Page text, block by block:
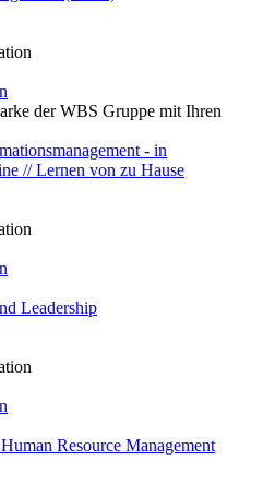
der WBS Gruppe mit Ihren
- in
// Lernen von zu Hause
Leadership
Resource Management